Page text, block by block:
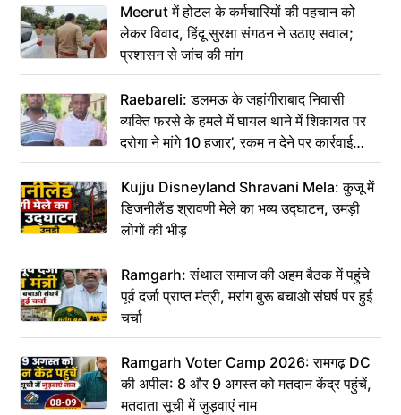
Meerut में होटल के कर्मचारियों की पहचान को
लेकर विवाद, हिंदू सुरक्षा संगठन ने उठाए सवाल;
प्रशासन से जांच की मांग
Raebareli: डलमऊ के जहांगीराबाद निवासी
व्यक्ति फरसे के हमले में घायल थाने में शिकायत पर
दरोगा ने मांगे 10 हजार’, रकम न देने पर कार्रवाई
ठंडी!
Kujju Disneyland Shravani Mela: कुजू में
डिजनीलैंड श्रावणी मेले का भव्य उद्घाटन, उमड़ी
लोगों की भीड़
Ramgarh: संथाल समाज की अहम बैठक में पहुंचे
पूर्व दर्जा प्राप्त मंत्री, मरांग बुरू बचाओ संघर्ष पर हुई
चर्चा
Ramgarh Voter Camp 2026: रामगढ़ DC
की अपील: 8 और 9 अगस्त को मतदान केंद्र पहुंचें,
मतदाता सूची में जुड़वाएं नाम